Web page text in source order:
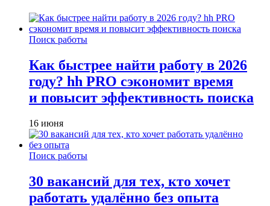
Поиск работы
Как быстрее найти работу в 2026
году? hh PRO сэкономит время
и повысит эффективность поиска
16 июня
Поиск работы
30 вакансий для тех, кто хочет
работать удалённо без опыта